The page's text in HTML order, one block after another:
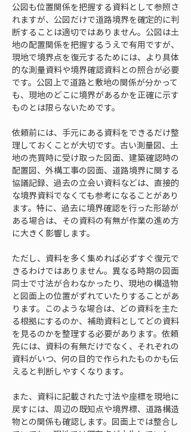
公図も位置関係を把握する資料として参照さ
れますが、公図だけで道路境界を確定的に判
断することは適切ではありません。公図は土
地の配置関係を把握するうえで有用ですが、
現地で境界点を復元するためには、より具体
的な測量資料や境界確認資料との照合が必要
です。公図上で道路と敷地の関係が分かって
も、現地のどこに境界があるかを正確に示す
ものとは限らないためです。
依頼前には、手元にある資料をできるだけ整
理しておくことが大切です。古い測量図、土
地の売買時に受け取った図面、建築確認時の
配置図、外構工事の図面、道路境界に関する
協議記録、過去の立会い資料などは、直接的
な境界資料でなくても参考になることがあり
ます。特に、過去に境界確認を行った形跡が
ある場合は、その資料の有無が作業の進め方
に大きく影響します。
ただし、資料を多く集めれば必ずすぐ復元で
きるわけではありません。異なる時期の図面
同士で寸法が合わなかったり、現地の構造物
と図面上の位置がずれていたりすることがあ
ります。このような場合は、どの資料を主た
る根拠にするのか、補助資料としてどの資料
を見るのかを整理する必要があります。依頼
先には、資料の有無だけでなく、それぞれの
資料がいつ、何の目的で作られたものかも伝
えると判断しやすくなります。
また、資料に記載された寸法や座標を現地に
戻すには、周辺の既知点や境界標、道路構造
物との関係も確認します。図面上では整合し